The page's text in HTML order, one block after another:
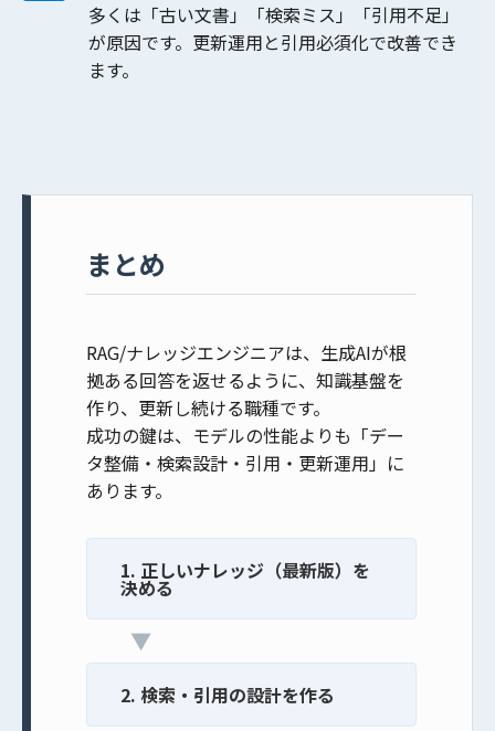
多くは「古い文書」「検索ミス」「引用不足」
が原因です。更新運用と引用必須化で改善でき
ます。
まとめ
RAG/ナレッジエンジニアは、生成AIが根
拠ある回答を返せるように、 知識基盤を
作り、更新し続ける職種です。
成功の鍵は、モデルの性能よりも 「デー
タ整備・検索設計・引用・更新運用」 に
あります。
1. 正しいナレッジ（最新版）を
決める
▼
2. 検索・引用の設計を作る